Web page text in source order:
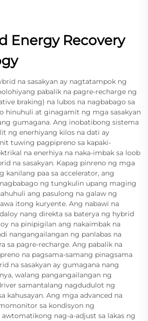
Energy Recovery
na sasakyan ay nagtatampok ng
pabalik na pagre-recharge ng
braking) na lubos na nagbabago sa
hinuhuli at ginagamit ng mga sasakyan
gumagana. Ang inobatibong sistema
ng enerhiyang kilos na dati ay
tuwing pagpipreno sa kapaki-
na enerhiya na naka-imbak sa loob
na sasakyan. Kapag pinreno ng mga
kanilang paa sa accelerator, ang
ng tungkulin upang maging
ang pasulong na galaw ng
itong kuryente. Ang nabawi na
nang direkta sa baterya ng hybrid
na pinipigilan ang nakaimbak na
nangangailangan ng panlabas na
sa pagre-recharge. Ang pabalik na
na pagsama-samang pinagsama
na sasakyan ay gumagana nang
walang pangangailangan ng
samantalang nagdudulot ng
kahusayan. Ang mga advanced na
sa kondisyon ng
nag-a-adjust sa lakas ng